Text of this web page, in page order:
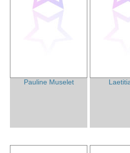
Pauline Muselet